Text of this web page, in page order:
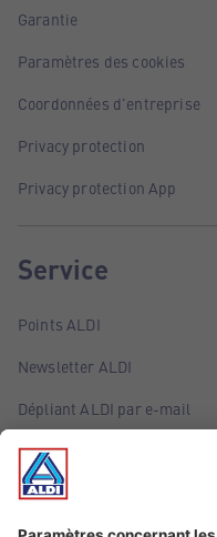
Garantie
Paramètres des cookies
Coordonnées d'entreprise
Privacy protection
Privacy protection App
Service
Points ALDI
Newsletter ALDI
Dépliant ALDI par e-mail
Offres
Infos essentielles